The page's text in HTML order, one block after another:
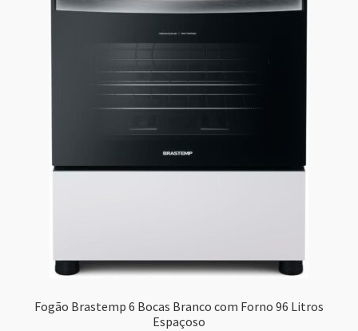
Fogão Brastemp 6 Bocas Branco com Forno 96 Litros
Espaçoso